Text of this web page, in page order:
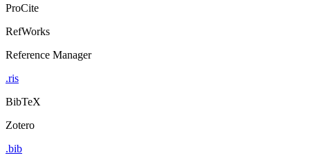
ProCite
RefWorks
Reference Manager
.ris
BibTeX
Zotero
.bib